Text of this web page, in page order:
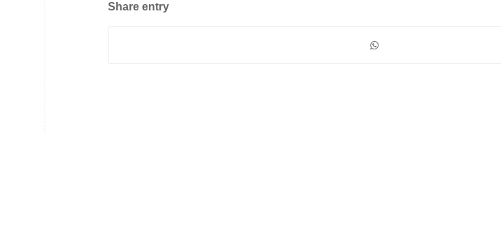
Share entry